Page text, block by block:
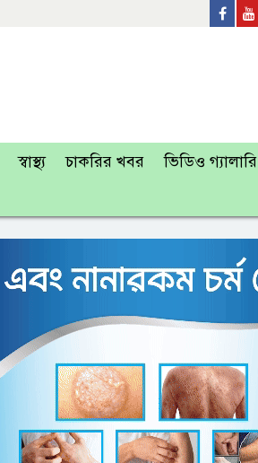
স্বাস্থ্য চাকরির খবর
ভিডিও গ্যালারি